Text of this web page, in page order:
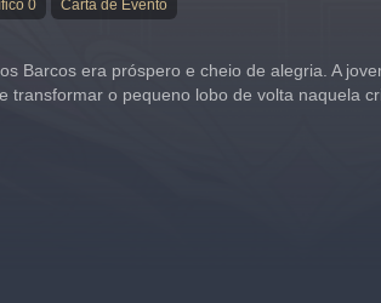
0 Carta de Evento
Barcos era próspero e cheio de alegria. A
transformar o pequeno lobo de volta naquela